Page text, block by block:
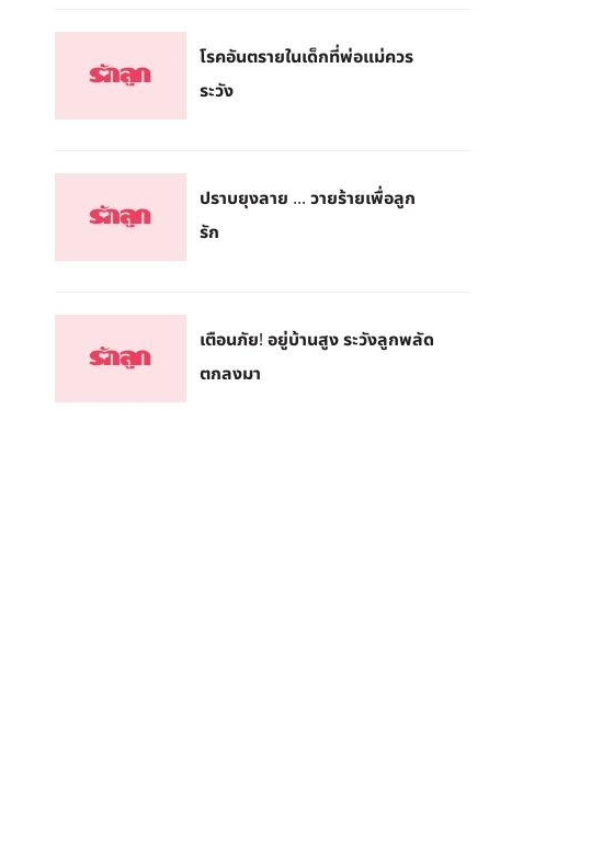
โรคอันตรายในเด็กที่พ่อแม่ควร
ระวัง
ปราบยุงลาย ... วายร้ายเพื่อลูก
รัก
เตือนภัย! อยู่บ้านสูง ระวังลูกพลัด
ตกลงมา